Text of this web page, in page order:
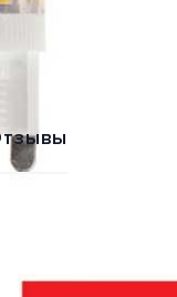
230 Вольт.